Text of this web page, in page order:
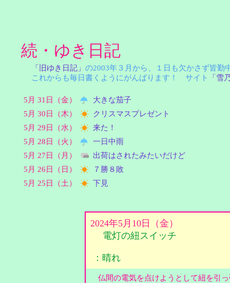
続・ゆき日記
「旧ゆき日記」 の2003年３月から、１日も欠かさず皆
これからも毎日書くようにがんばります！ サイト
「雪
5月 31日（金）
大きな茄子
5月 30日（木）
クリスマスプレゼント
5月 29日（水）
来た！
5月 28日（火）
一日中雨
5月 27日（月）
出荷はされたみたいだけど
5月 26日（日）
７勝８敗
5月 25日（土）
下見
2024年5月10日（金）
電灯の紐スイッチ
：晴れ
仏間の電気を点けようとして紐を引